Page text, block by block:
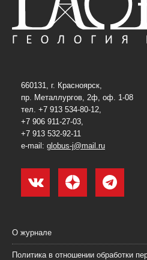
660131, г. Красноярск,
пр. Металлургов, 2ф, оф. 1-08
тел. +7 913 534-80-12,
+7 906 911-27-03,
+7 913 532-92-11
e-mail: globus-j@mail.ru
О журнале
Политика в отношении обработки